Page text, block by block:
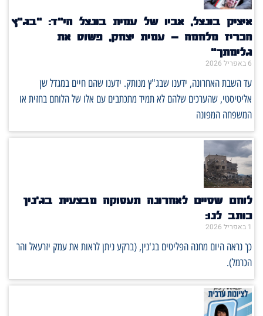
איציק בונצל, אביו של עמית בונצל הי"ד: "בג"ץ
הכריז מלחמה – עמית יצחק, פשוט את
גלימתך"
עד השבת האחרונה, ידענו שבג"ץ מנותק. ידענו שהם חיים במגדל שן
אליטיסטי, שהערכים שלהם לא תמיד מתכתבים עם אלו של הלוחם בחזית או
המשפחה המפונה
לוחם שסיים לאחרונה תעסוקה מבצעית בג'נין
כותב לנו:
כך נראה היום מחנה הפליטים בג'נין, (ברקע ניתן לראות את עמק יזרעאל והר
הכרמל).